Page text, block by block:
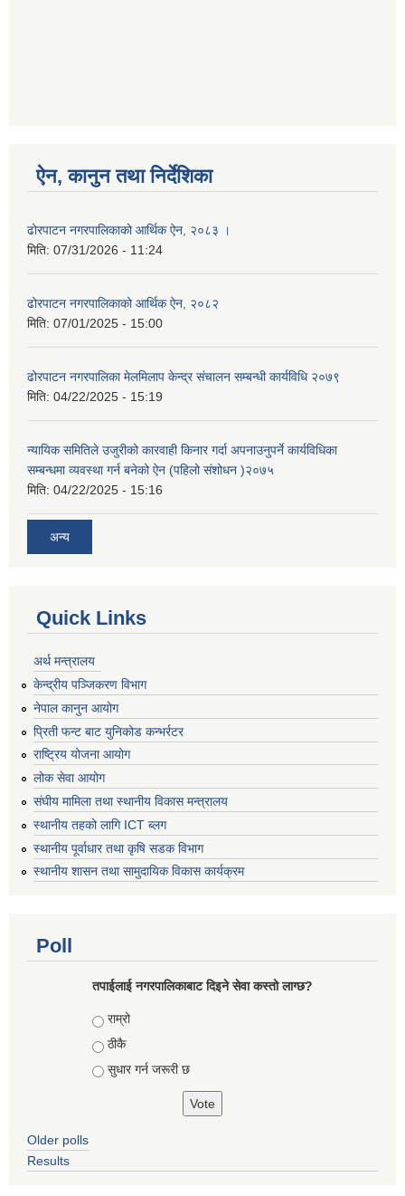
ऐन, कानुन तथा निर्देशिका
ढोरपाटन नगरपालिकाको आर्थिक ऐन, २०८३ ।
मिति: 07/31/2026 - 11:24
ढोरपाटन नगरपालिकाको आर्थिक ऐन, २०८२
मिति: 07/01/2025 - 15:00
ढोरपाटन नगरपालिका मेलमिलाप केन्द्र संचालन सम्बन्धी कार्यविधि २०७९
मिति: 04/22/2025 - 15:19
न्यायिक समितिले उजुरीको कारवाही किनार गर्दा अपनाउनुपर्ने कार्यविधिका
सम्बन्धमा व्यवस्था गर्न बनेको ऐन (पहिलो संशोधन )२०७५
मिति: 04/22/2025 - 15:16
अन्य
Quick Links
अर्थ मन्त्रालय
केन्द्रीय पञ्जिकरण विभाग
नेपाल कानुन आयोग
प्रिती फन्ट बाट युनिकोड कन्भर्रटर
राष्ट्रिय योजना आयोग
लोक सेवा आयोग
संघीय मामिला तथा स्थानीय विकास मन्त्रालय
स्थानीय तहको लागि ICT ब्लग
स्थानीय पूर्वाधार तथा कृषि सडक विभाग
स्थानीय शासन तथा सामुदायिक विकास कार्यक्रम
Poll
तपाईलाई नगरपालिकाबाट दिइने सेवा कस्तो लाग्छ?
Choices
राम्रो
ठीकै
सुधार गर्न जरूरी छ
Older polls
Results